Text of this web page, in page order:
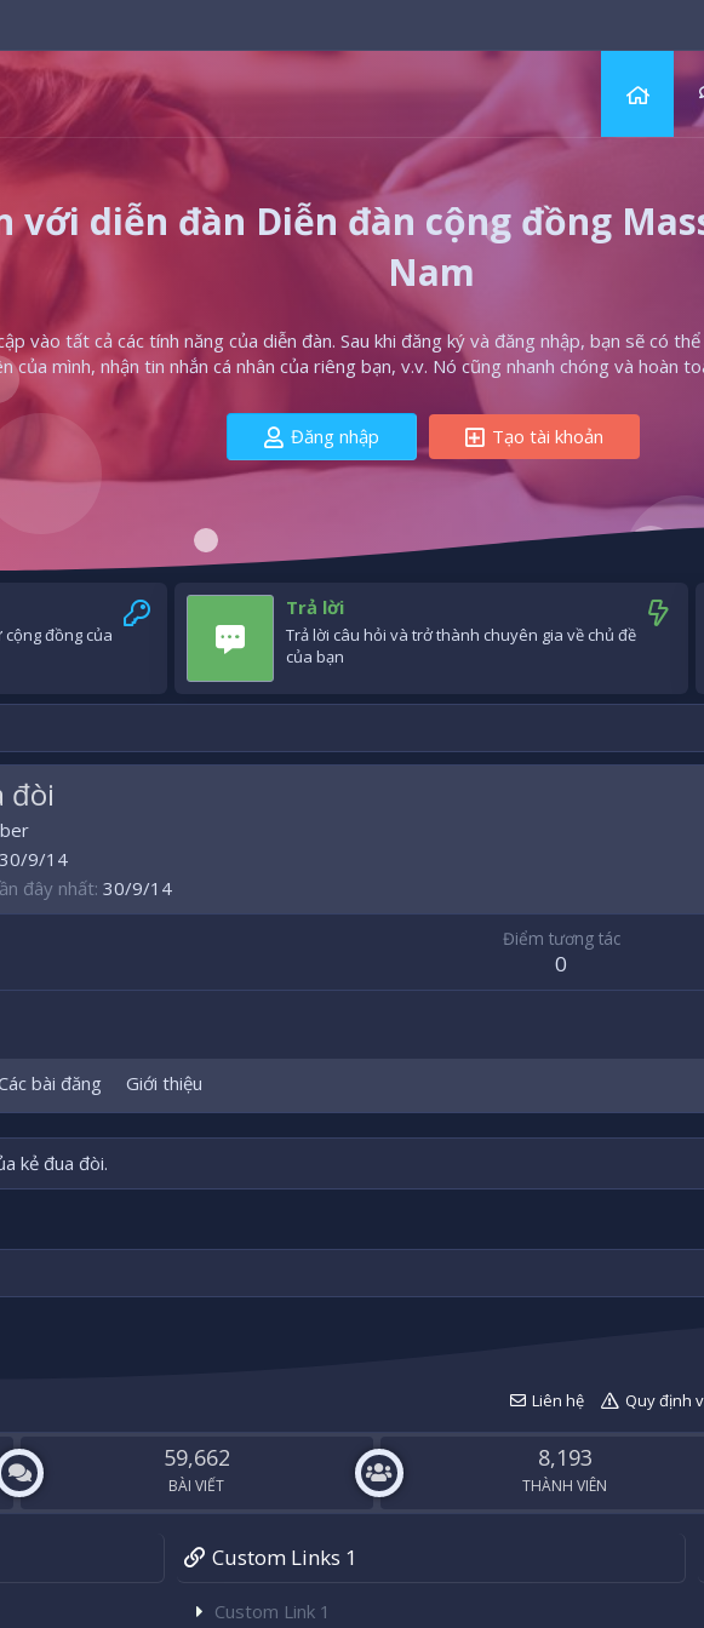
với diễn đàn Diễn đàn cộng đồng
Nam
vào tất cả các tính năng của diễn đàn. Sau khi đăng ký và đăng nhập, bạn sẽ có
của mình, nhận tin nhắn cá nhân của riêng bạn, v.v. Nó cũng nhanh chóng và hoàn
Đăng nhập Tạo tài khoản
đồng của
Trả lời
Trả lời câu hỏi và trở thành chuyên gia về chủ đề
của bạn
đòi
30/9/14
đây nhất 30/9/14
Điểm tương tác
0
bài đăng Giới thiệu
kẻ đua đòi.
Liên hệ Quy định
59,662
BÀI VIẾT
8,193
THÀNH VIÊN
Custom Links 1
Custom Link 1